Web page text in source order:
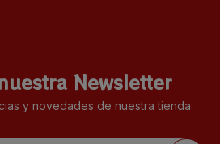
Newsletter
y novedades de nuestra tienda.